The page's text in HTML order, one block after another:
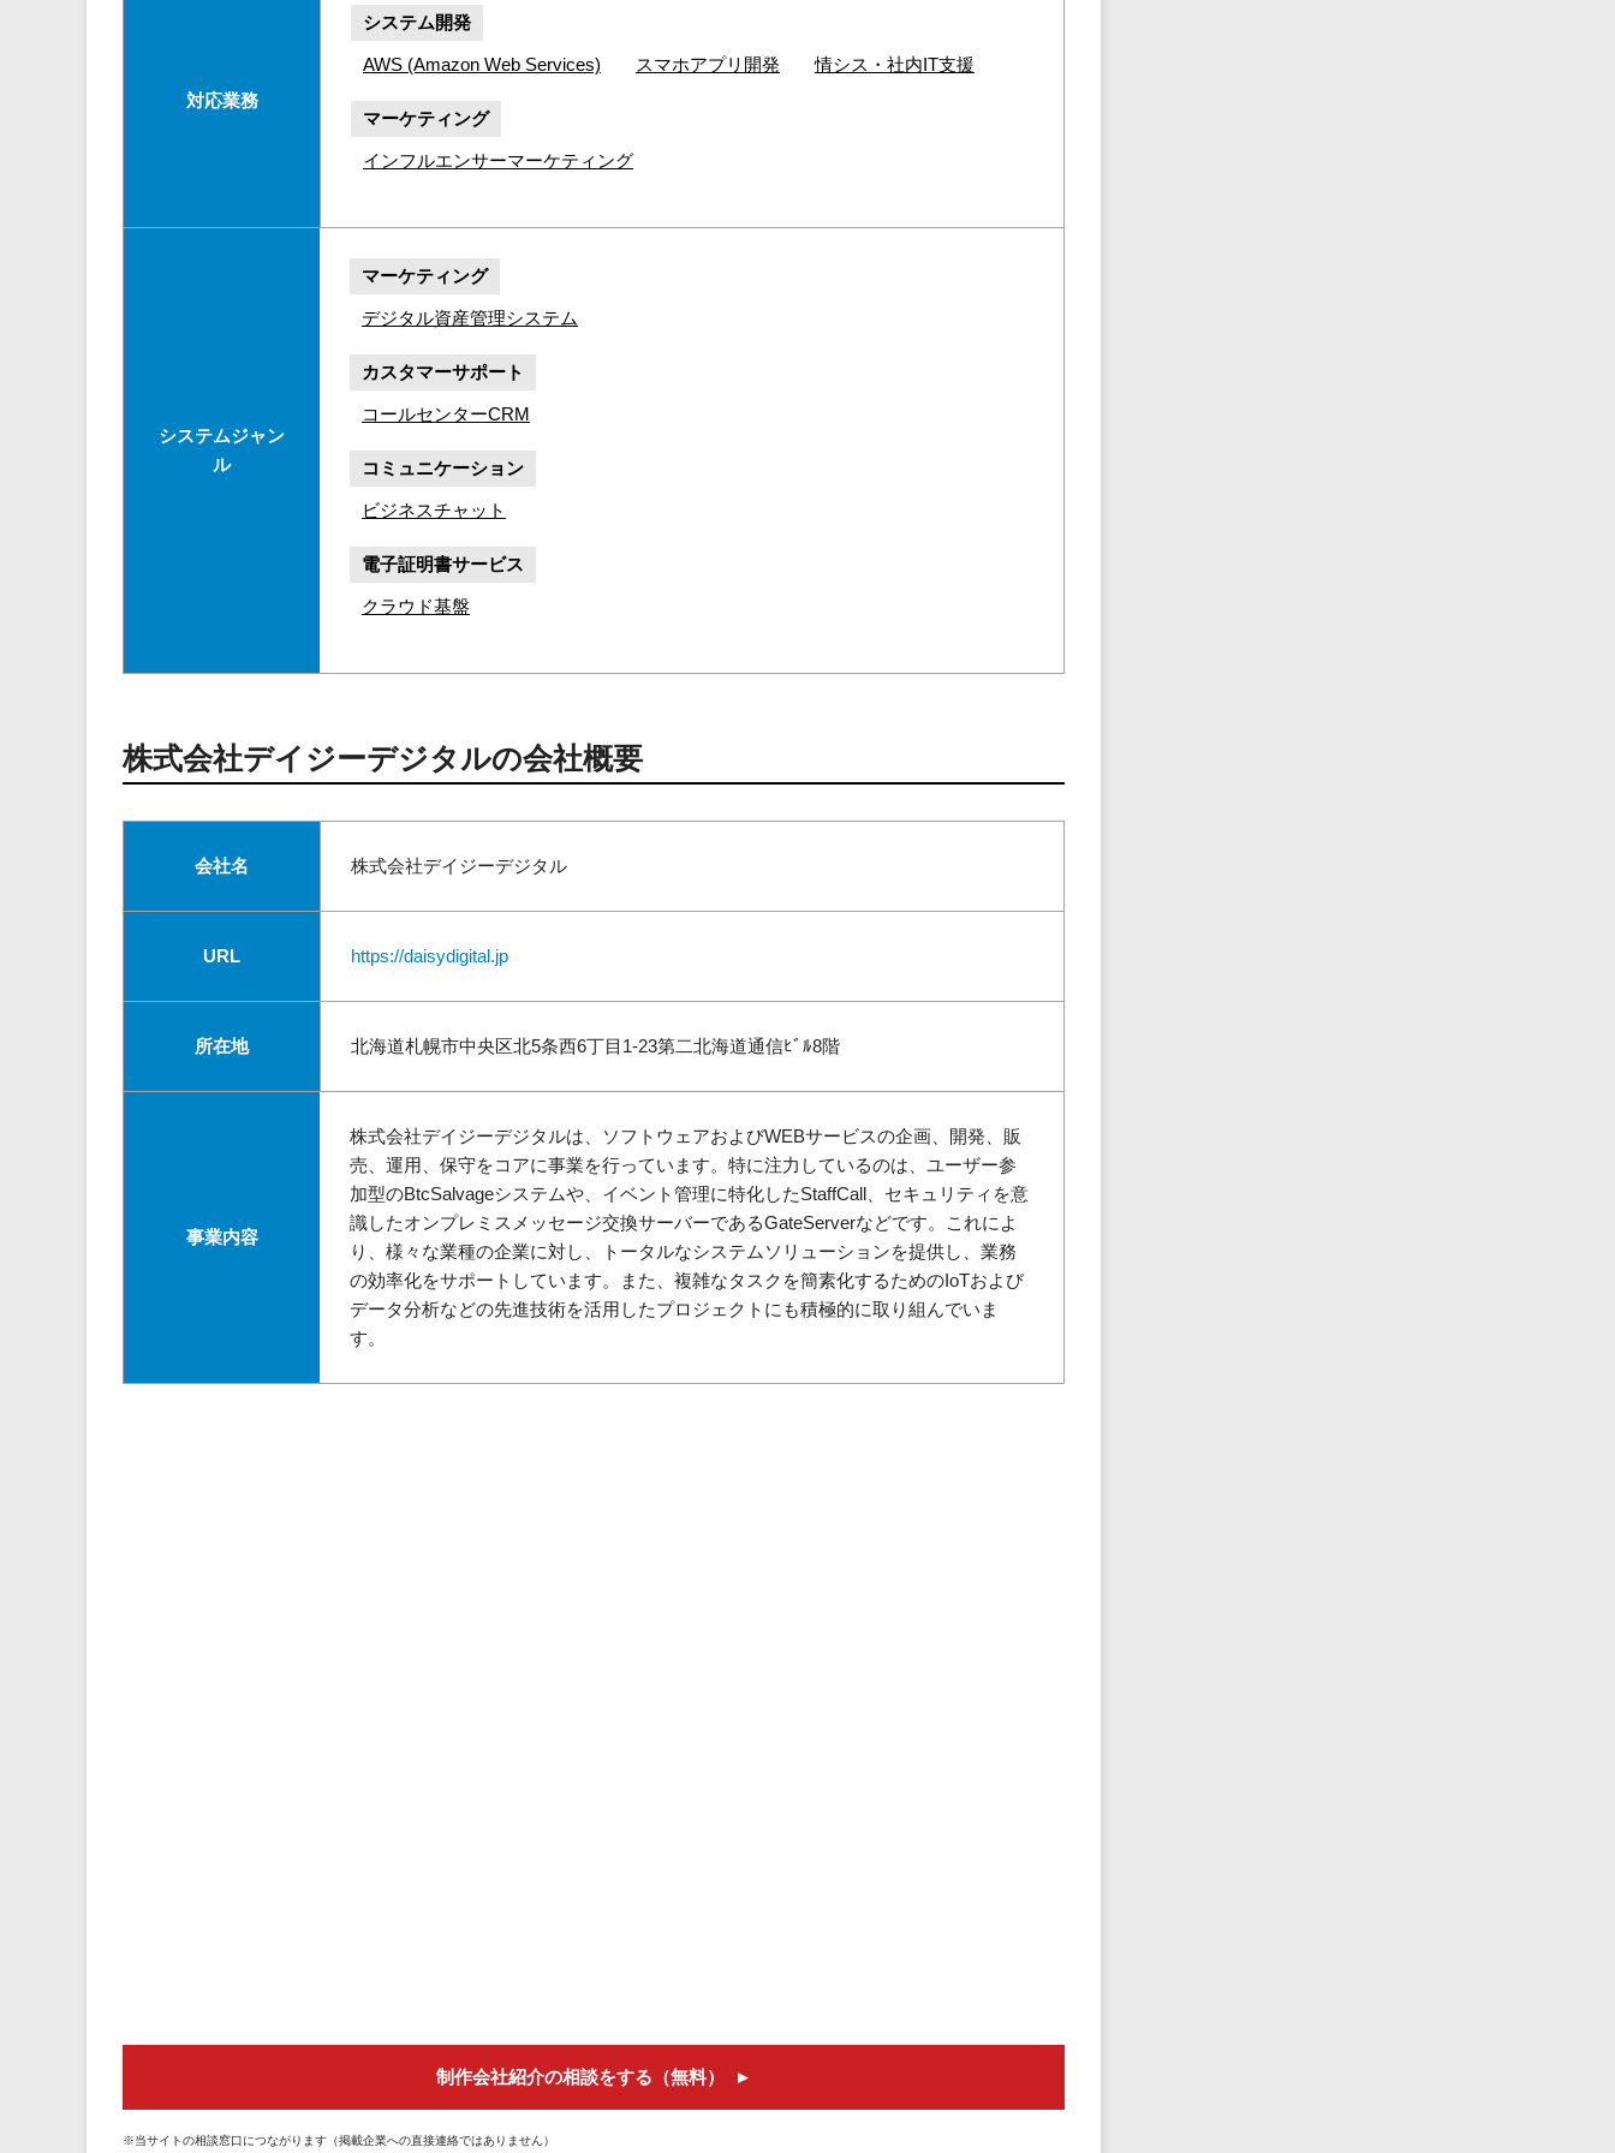
対応業務
システム開発
AWS (Amazon Web Services) スマホアプリ開発 情シス・社内IT支援
マーケティング
インフルエンサーマーケティング
システムジャン
ル
マーケティング
デジタル資産管理システム
カスタマーサポート
コールセンターCRM
コミュニケーション
ビジネスチャット
電子証明書サービス
クラウド基盤
株式会社デイジーデジタルの会社概要
会社名 株式会社デイジーデジタル
URL https://daisydigital.jp
所在地 北海道札幌市中央区北5条西6丁目1-23第二北海道通信ﾋﾞﾙ8階
事業内容
株式会社デイジーデジタルは、ソフトウェアおよびWEBサービスの企画、開発、販
売、運用、保守をコアに事業を行っています。特に注力しているのは、ユーザー参
加型のBtcSalvageシステムや、イベント管理に特化したStaffCall、セキュリティを意
識したオンプレミスメッセージ交換サーバーであるGateServerなどです。これによ
り、様々な業種の企業に対し、トータルなシステムソリューションを提供し、業務
の効率化をサポートしています。また、複雑なタスクを簡素化するためのIoTおよび
データ分析などの先進技術を活用したプロジェクトにも積極的に取り組んでいま
す。
制作会社紹介の相談をする（無料）
※当サイトの相談窓口につながります（掲載企業への直接連絡ではありません）